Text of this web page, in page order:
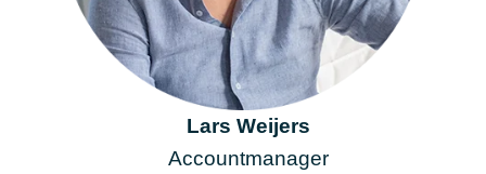
Lars Weijers
Accountmanager